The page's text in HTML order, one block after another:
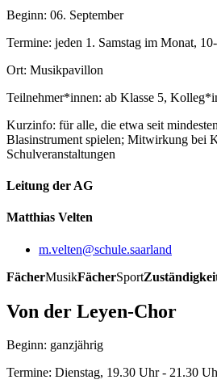
Beginn: 06. September
Termine: jeden 1. Samstag im Monat,
Ort: Musikpavillon
Teilnehmer*innen: ab Klasse 5,
Kurzinfo: für alle, die etwa seit
Blasinstrument spielen; Mitwirkung bei
Schulveranstaltungen
Leitung der AG
Matthias Velten
m.velten@schule.saarland
FächerMusikFächerSport
Von der Leyen-Chor
Beginn: ganzjährig
Termine: Dienstag, 19.30 Uhr - 21.30